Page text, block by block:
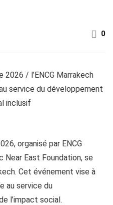
0
organisé par ENCG
Near East Foundation, se
Cet événement vise à
au service du
l’impact social.